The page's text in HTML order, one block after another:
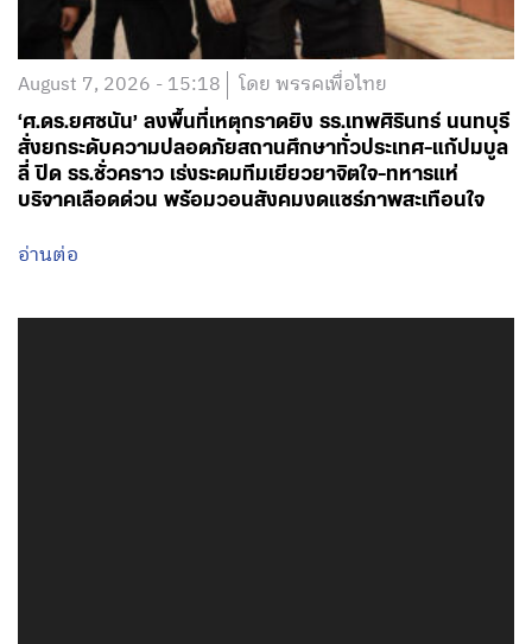
August 7, 2026 - 15:18 โดย พรรคเพื่อไทย
‘ศ.ดร.ยศชนัน’ ลงพื้นที่เหตุกราดยิง รร.เทพศิรินทร์ นนทบุรี
ลี่ ปิด รร.ชั่วคราว เร่งระดมทีมเยียวยาจิตใจ-ทหารแห่
อ่านต่อ